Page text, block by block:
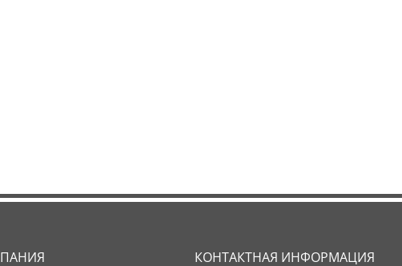
КОНТАКТНАЯ ИНФОРМАЦИЯ